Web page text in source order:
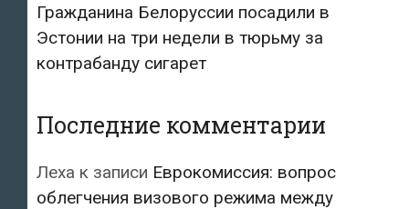
Гражданина Белоруссии посадили в
Эстонии на три недели в тюрьму за
контрабанду сигарет
Последние комментарии
Леха к записи Еврокомиссия: вопрос
облегчения визового режима между